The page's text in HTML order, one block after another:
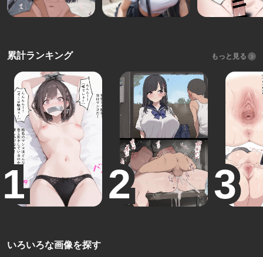
累計ランキング もっと見る
いろいろな画像を探す